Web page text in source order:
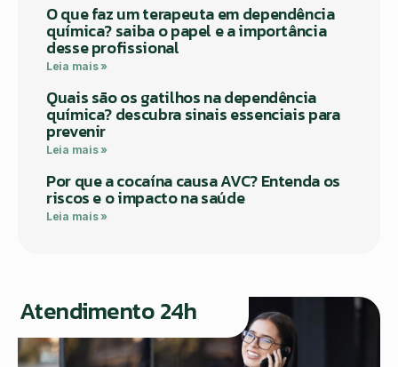
O que faz um terapeuta em dependência
química? saiba o papel e a importância
desse profissional
Leia mais »
Quais são os gatilhos na dependência
química? descubra sinais essenciais para
prevenir
Leia mais »
Por que a cocaína causa AVC? Entenda os
riscos e o impacto na saúde
Leia mais »
Atendimento 24h